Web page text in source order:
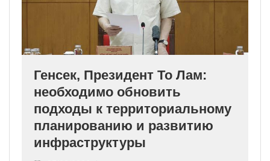
Генсек, Президент То Лам:
необходимо обновить
подходы к территориальному
планированию и развитию
инфраструктуры